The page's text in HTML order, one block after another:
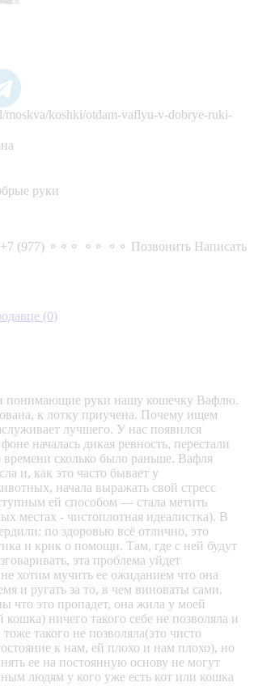
moskva/koshki/otdam-vaflyu-v-dobrye-ruki-
руки
+7 (977) ⚬⚬⚬ ⚬⚬ ⚬⚬ Позвонить Написать
(0)
понимающие руки нашу кошечку Вафлю.
к лотку приучена. Почему ищем
лучшего. У нас появился
началась дикая ревность, перестали
времени сколько было раньше. Вафля
и, как это часто бывает у
начала выражать свой стресс
ей способом — стала метить
местах - чистоплотная идеалистка). В
по здоровью всё отлично, это
и крик о помощи. Там, где с ней будут
эта проблема уйдет
хотим мучить ее ожиданием что она
и ругать за то, в чем виноваты сами.
что это пропадет, она жила у моей
кошка) ничего такого себе не позволяла и
такого не позволяла(это чисто
к нам, ей плохо и нам плохо), но
ее на постоянную основу не могут
людям у кого уже есть кот или кошка